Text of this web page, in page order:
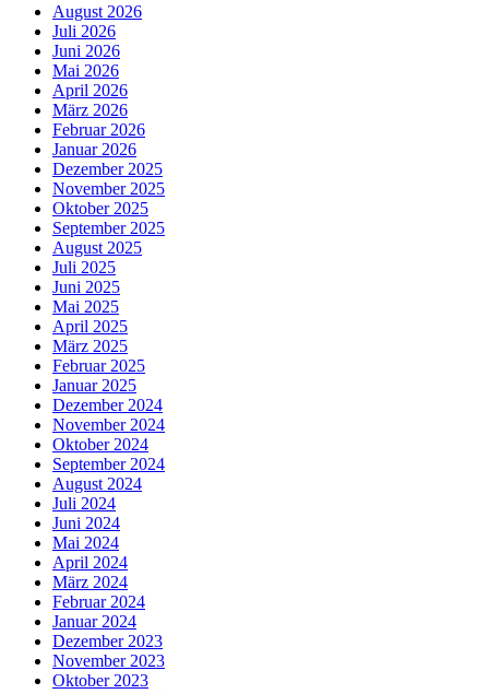
August 2026
Juli 2026
Juni 2026
Mai 2026
April 2026
März 2026
Februar 2026
Januar 2026
Dezember 2025
November 2025
Oktober 2025
September 2025
August 2025
Juli 2025
Juni 2025
Mai 2025
April 2025
März 2025
Februar 2025
Januar 2025
Dezember 2024
November 2024
Oktober 2024
September 2024
August 2024
Juli 2024
Juni 2024
Mai 2024
April 2024
März 2024
Februar 2024
Januar 2024
Dezember 2023
November 2023
Oktober 2023